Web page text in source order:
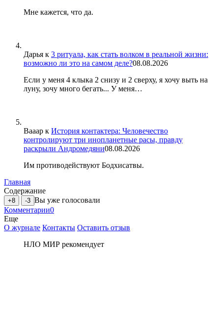
Мне кажется, что да.
Дарья к 3 ритуала, как стать волком в реальной жизни:
возможно ли это на самом деле?08.08.2026
Если у меня 4 клыка 2 снизу и 2 сверху, я хочу выть на
луну, зочу много бегать... У меня…
Вааар к История контактера: Человечество
контролируют три инопланетные расы, правду
раскрыли Андромедяни08.08.2026
Им противодействуют Бодхисатвы.
Главная
Содержание
+8 -3 Вы уже голосовали
Комментарии0
Еще
О журнале Контакты Оставить отзыв
НЛО МИР рекомендует